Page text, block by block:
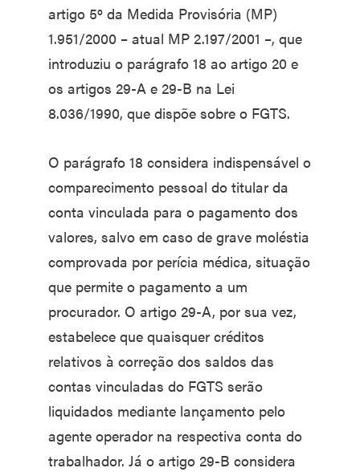
artigo 5º da Medida Provisória (MP)
1.951/2000 – atual MP 2.197/2001 –, que
introduziu o parágrafo 18 ao artigo 20 e
os artigos 29-A e 29-B na Lei
8.036/1990, que dispõe sobre o FGTS.
O parágrafo 18 considera indispensável o
comparecimento pessoal do titular da
conta vinculada para o pagamento dos
valores, salvo em caso de grave moléstia
comprovada por perícia médica, situação
que permite o pagamento a um
procurador. O artigo 29-A, por sua vez,
estabelece que quaisquer créditos
relativos à correção dos saldos das
contas vinculadas do FGTS serão
liquidados mediante lançamento pelo
agente operador na respectiva conta do
trabalhador. Já o artigo 29-B considera